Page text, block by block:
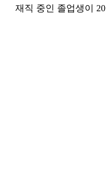
재직 중인 졸업생이